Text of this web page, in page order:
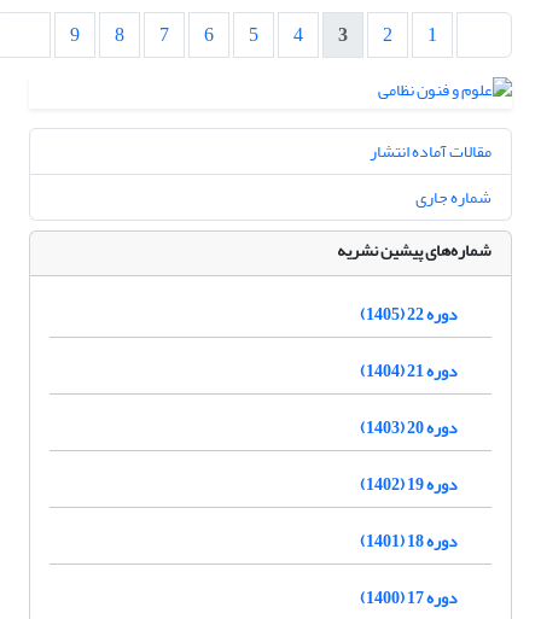
1
2
3
4
5
6
7
8
9
مقالات آماده انتشار
شماره جاری
شماره‌های پیشین نشریه
دوره 22 (1405)
دوره 21 (1404)
دوره 20 (1403)
دوره 19 (1402)
دوره 18 (1401)
دوره 17 (1400)